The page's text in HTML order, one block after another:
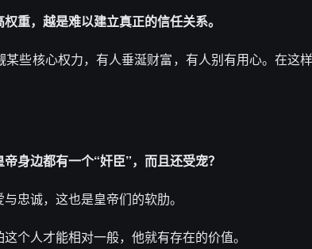
重，越是难以建立真正的信任关系。
些核心权力，有人垂涎财富，有人别有用心。在这
身边都有一个“奸臣”，而且还受宠？
忠诚，这也是皇帝们的软肋。
个人才能相对一般，他就有存在的价值。